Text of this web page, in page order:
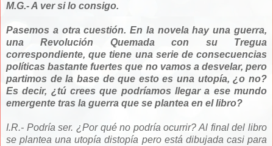
M.G.- A ver si lo consigo.
Pasemos a otra cuestión. En la novela hay una guerra,
una Revolución Quemada con su Tregua
correspondiente, que tiene una serie de consecuencias
políticas bastante fuertes que no vamos a desvelar, pero
partimos de la base de que esto es una utopía, ¿o no?
Es decir, ¿tú crees que podríamos llegar a ese mundo
emergente tras la guerra que se plantea en el libro?
I.R.- Podría ser. ¿Por qué no podría ocurrir? Al final del libro
se plantea una utopía distopía pero está dibujada casi para